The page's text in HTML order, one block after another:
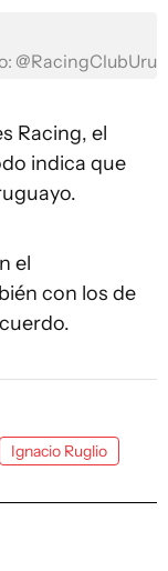
@RacingClubUru
Racing, el
indica que
el
con los de
Ignacio Ruglio